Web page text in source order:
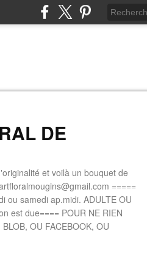
DE
et voilà un bouquet de
=====
ou samedi ap.midi. ADULTE OU
est due==== POUR NE RIEN
OU FACEBOOK, OU